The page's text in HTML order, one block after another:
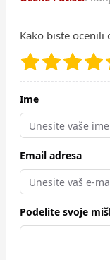
Kako biste ocenili
Ime
Email adresa
Podelite svoje